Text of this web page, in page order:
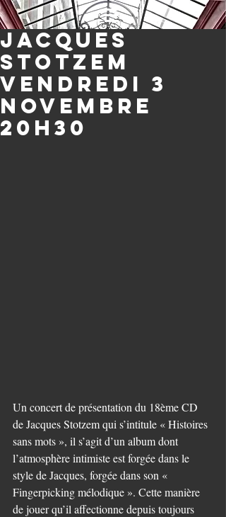
Jacques
Stotzem
vendredi 3
novembre
20H30
Un concert de présentation du 18ème CD
de Jacques Stotzem qui s’intitule « Histoires
sans mots », il s’agit d’un album dont
l’atmosphère intimiste est forgée dans le
style de Jacques, forgée dans son «
Fingerpicking mélodique ». Cette manière
de jouer qu’il affectionne depuis toujours